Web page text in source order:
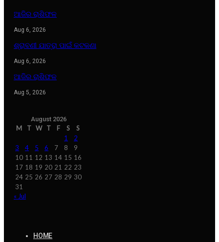
ଆଜିର ରାଶିଫଳ
Aug 6, 2026
ଶ୍ରାବଣୀ ଯାତ୍ରା ପାଇଁ କଟକଣା
Aug 6, 2026
ଆଜିର ରାଶିଫଳ
Aug 5, 2026
August 2026
M T W T F S
S
1
2
3
4 5 6 7 8
9
10 11 12 13 14 15 16
17 18 19 20 21 22 23
24 25 26 27 28 29 30
31
« Jul
HOME